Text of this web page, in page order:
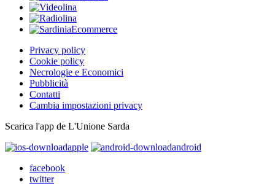
Privacy policy
Cookie policy
Necrologie e Economici
Pubblicità
Contatti
Cambia impostazioni privacy
Scarica l'app de L'Unione Sarda
apple
android
facebook
twitter